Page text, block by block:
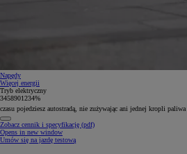
Napędy
Więcej energii
Tryb elektryczny
3458901234%
dystansu pokonasz, korzystając z napędu elektrycznego
Zobacz cennik i specyfikację (pdf)
Opens in new window
Umów się na jazdę testową